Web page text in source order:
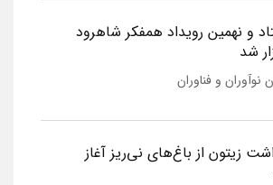
و نهمین رویداد همفکر شاهرود
شد
نوآوران و فناوران
زیتون از باغ‌های نی‌ریز آغاز